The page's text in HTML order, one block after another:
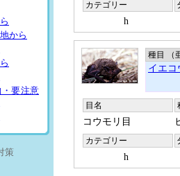
から
要注意
策
カテゴリー
h
種目 （
イエコ
目名
コウモリ目
カテゴリー
h